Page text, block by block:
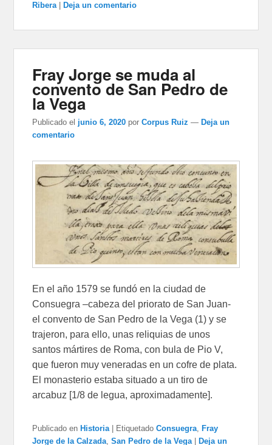
Ribera
Deja un comentario
Fray Jorge se muda al
convento de San Pedro de
la Vega
Publicado el junio 6, 2020 porCorpus Ruiz — Deja un
comentario
En el año 1579 se fundó en la ciudad de
Consuegra –cabeza del priorato de San Juan-
el convento de San Pedro de la Vega (1) y se
trajeron, para ello, unas reliquias de unos
santos mártires de Roma, con bula de Pio V,
que fueron muy veneradas en un cofre de plata.
El monasterio estaba situado a un tiro de
arcabuz [1/8 de legua, aproximadamente].
Publicado en Historia Etiquetado Consuegra, Fray
Jorge de la Calzada,San Pedro de la Vega Deja un